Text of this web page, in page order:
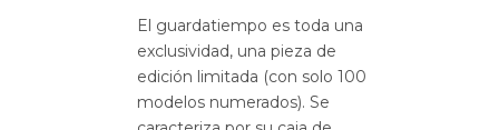
El guardatiempo es toda una
exclusividad, una pieza de
edición limitada (con solo 100
modelos numerados). Se